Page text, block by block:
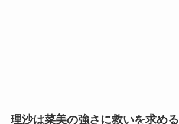
理沙は菜美の強さに救いを求める